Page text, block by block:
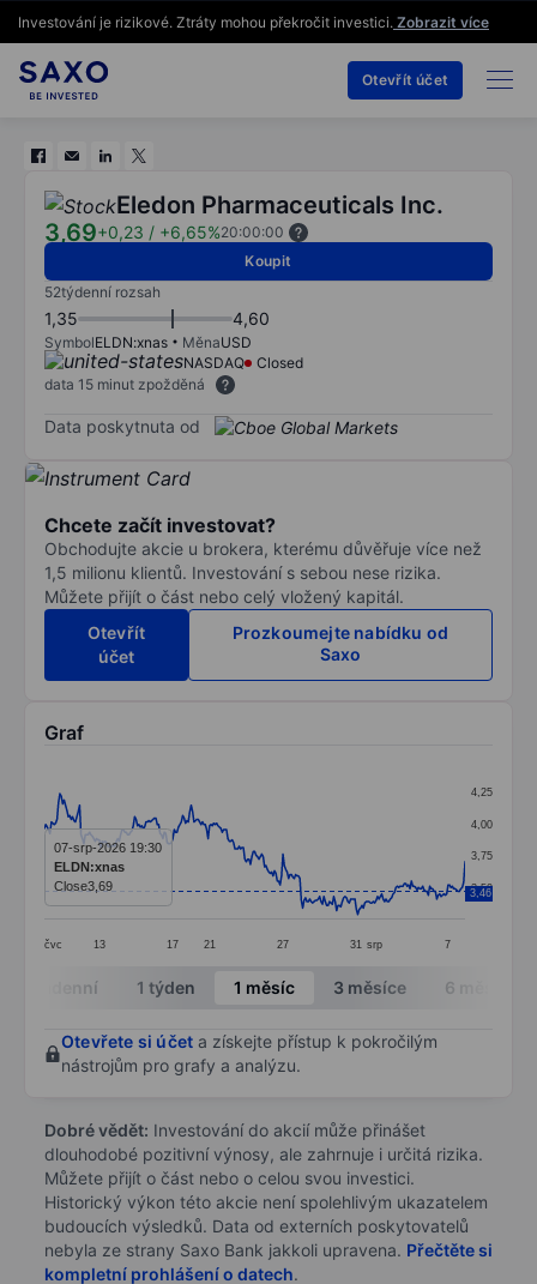
Investování je rizikové. Ztráty mohou překročit investici. Zobrazit více
Otevřít účet
Eledon Pharmaceuticals Inc.
3,69+0,23 / +6,65%20:00:00
Koupit
52týdenní rozsah
1,35 4,60
SymbolELDN:xnas MěnaUSD
NASDAQ
Closed
data 15 minut zpožděná
Data poskytnuta od
Chcete začít investovat?
Obchodujte akcie u brokera, kterému důvěřuje více než
1,5 milionu klientů. Investování s sebou nese rizika.
Můžete přijít o část nebo celý vložený kapitál.
Otevřít
účet
Prozkoumejte nabídku od
Saxo
Graf
Line chart with 299 data points.
The chart has 1 X axis displaying categories.
The chart has 1 Y axis displaying values. Data
čvc 13 17 21 27 31 srp 7
3,50
3,75
4,00
4,25
3,46
07-srp-2026 19:30
ELDN:xnas
Close3,69
End of interactive chart.
Intradenní 1 týden 1 měsíc 3 měsíce 6 měsíců
Otevřete si účet a získejte přístup k pokročilým
nástrojům pro grafy a analýzu.
Dobré vědět: Investování do akcií může přinášet
dlouhodobé pozitivní výnosy, ale zahrnuje i určitá rizika.
Můžete přijít o část nebo o celou svou investici.
Historický výkon této akcie není spolehlivým ukazatelem
budoucích výsledků. Data od externích poskytovatelů
nebyla ze strany Saxo Bank jakkoli upravena. Přečtěte si
kompletní prohlášení o datech.